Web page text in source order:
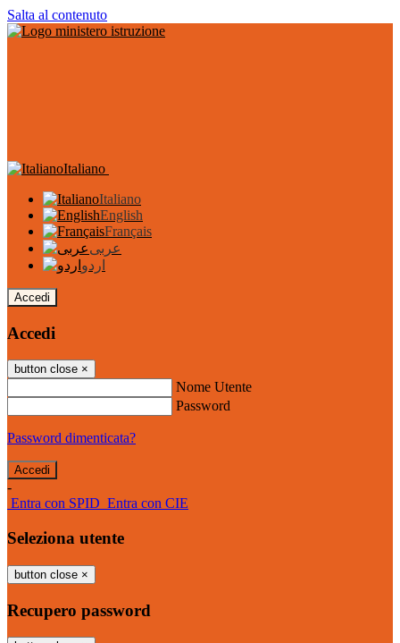
Salta al contenuto
Italiano
Italiano
English
Français
عربى
اردو
Accedi
Accedi
button close ×
Nome Utente
Password
Password dimenticata?
-
Entra con SPID Entra con CIE
Seleziona utente
button close ×
Recupero password